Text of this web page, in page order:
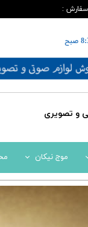
:
و تصویری
موج نیکان